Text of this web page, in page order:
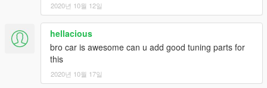
2020년 10월 12일
hellacious
bro car is awesome can u add good tuning parts for
this
2020년 10월 17일